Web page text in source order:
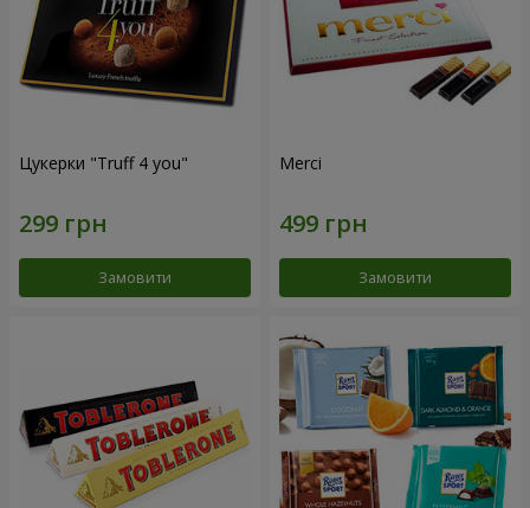
Цукерки "Truff 4 you"
Замовити
Merci
Замовити